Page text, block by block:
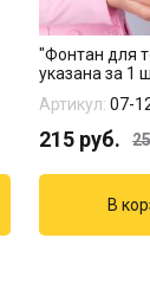
"Фонтан для
указана за 1
Артикул: 07-
215 руб.